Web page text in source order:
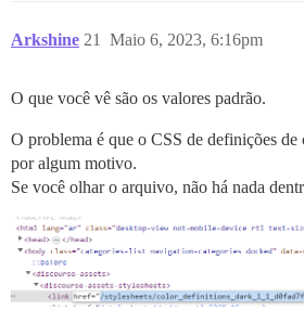
Arkshine Maio 6, 2023, 6:16pm
21
O que você vê são os valores padrão.
O problema é que o CSS de definições de
por algum motivo.
Se você olhar o arquivo, não há nada